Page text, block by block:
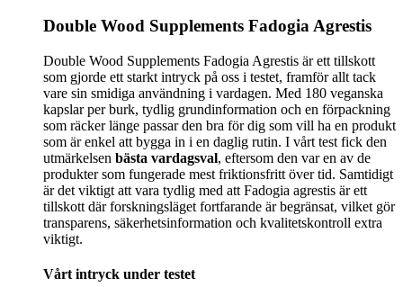
Double Wood Supplements Fadogia Agrestis
Double Wood Supplements Fadogia Agrestis är ett tillskott
som gjorde ett starkt intryck på oss i testet, framför allt tack
vare sin smidiga användning i vardagen. Med 180 veganska
kapslar per burk, tydlig grundinformation och en förpackning
som räcker länge passar den bra för dig som vill ha en produkt
som är enkel att bygga in i en daglig rutin. I vårt test fick den
utmärkelsen bästa vardagsval, eftersom den var en av de
produkter som fungerade mest friktionsfritt över tid. Samtidigt
är det viktigt att vara tydlig med att Fadogia agrestis är ett
tillskott där forskningsläget fortfarande är begränsat, vilket gör
transparens, säkerhetsinformation och kvalitetskontroll extra
viktigt.
Vårt intryck under testet